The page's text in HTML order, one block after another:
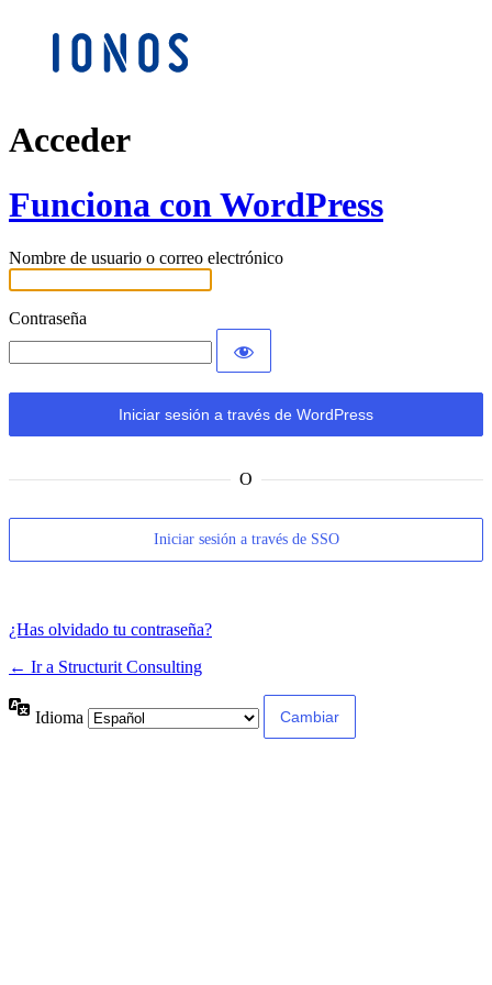
Acceder
Funciona con WordPress
Nombre de usuario o correo electrónico
Contraseña
O
Iniciar sesión a través de SSO
¿Has olvidado tu contraseña?
← Ir a Structurit Consulting
Idioma